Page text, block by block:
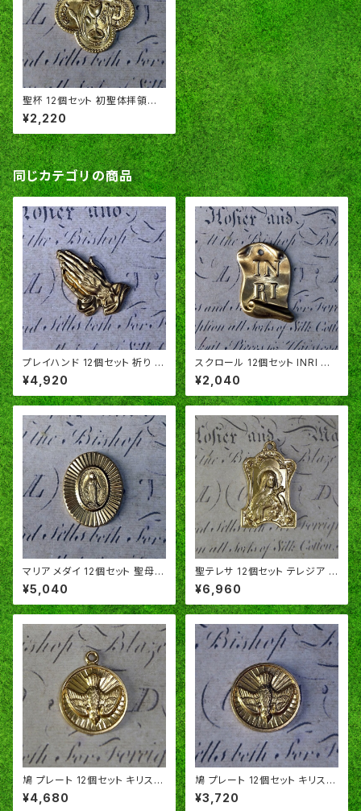
聖杯 12個セット 初聖体拝領式
チャリス ゴブレット キリスト教
真鍮製 アメリカ製 SA140
¥2,220
同じカテゴリの商品
プレイハンド 12個セット 祈り キ
リスト教 手 真鍮製 アメリカ製
SA167
¥4,920
スクロール 12個セット INRI 聖
骸布 キリスト教 真鍮製 アメリカ
製 SA149
¥2,040
マリア メダイ 12個セット 聖母
キリスト教 真鍮製 アメリカ製 S
A141
¥5,040
聖テレサ 12個セット テレジア キ
リスト教 メダイ 真鍮製 アメリカ
製 SA107
¥6,960
鳩 プレート 12個セット キリスト
教 聖霊 ハト 鳥 真鍮製 アメリカ
製 SA105
¥4,680
鳩 プレート 12個セット キリスト
教 聖霊 ハト 鳥 真鍮製 アメリカ
製 SA99
¥3,720